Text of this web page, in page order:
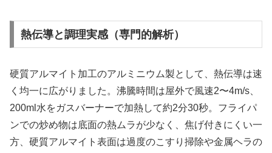
熱伝導と調理実感（専門的解析）
硬質アルマイト加工のアルミニウム製として、熱伝導は速
く均一に広がりました。沸騰時間は屋外で風速2〜4m/s、
200ml水をガスバーナーで加熱して約2分30秒。フライパ
ンでの炒め物は底面の熱ムラが少なく、焦げ付きにくい一
方、硬質アルマイト表面は過度のこすり掃除や金属ヘラの